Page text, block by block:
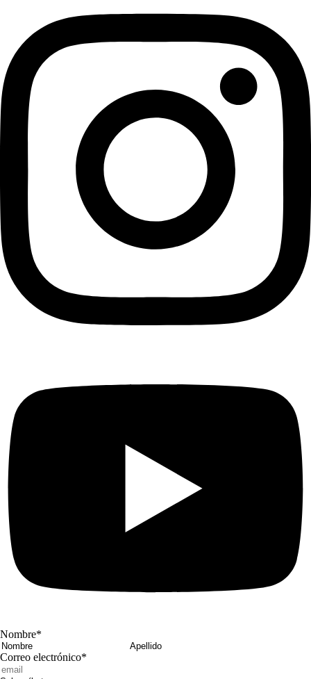
Nombre*
Nombre
Correo electrónico*